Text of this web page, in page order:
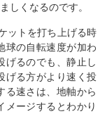
しくなるのです。
ットを打ち上げる時
球の自転速度が加わ
げるのでも、静止し
げる方がより速く投
る速さは、地軸から
メージするとわかり